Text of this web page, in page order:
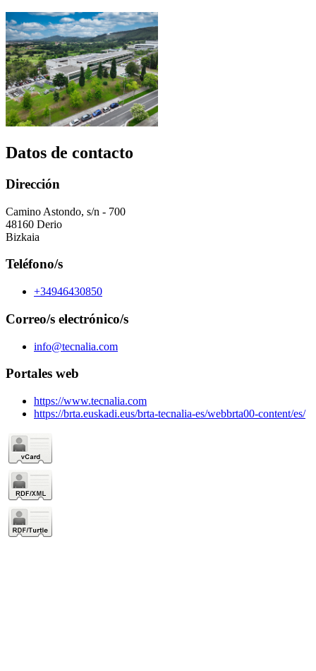
Datos de contacto
Dirección
Camino Astondo, s/n - 700
48160 Derio
Bizkaia
Teléfono/s
+34946430850
Correo/s electrónico/s
info@tecnalia.com
Portales web
https://www.tecnalia.com
https://brta.euskadi.eus/brta-tecnalia-es/webbrta00-content/es/